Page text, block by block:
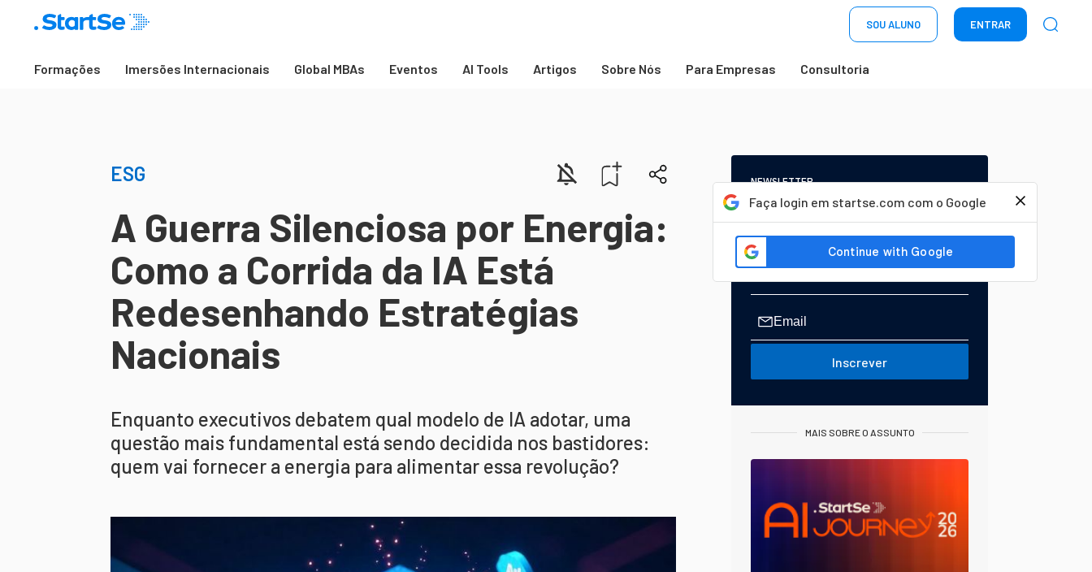
SOU ALUNO ENTRAR
Formações Imersões Internacionais Global MBAs Eventos AI Tools Artigos Sobre Nós Para Empresas Consultoria
Faça login em startse.com com o Google
ESG
A Guerra Silenciosa por Energia:
Como a Corrida da IA Está
Redesenhando Estratégias
Nacionais
Enquanto executivos debatem qual modelo de IA adotar, uma
questão mais fundamental está sendo decidida nos bastidores:
quem vai fornecer a energia para alimentar essa revolução?
NEWSLETTER
Start Seu dia:
A Newsletter do AGORA!
Inscrever
MAIS SOBRE O ASSUNTO